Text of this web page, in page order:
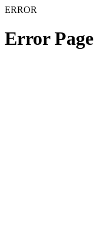
ERROR
Error Page